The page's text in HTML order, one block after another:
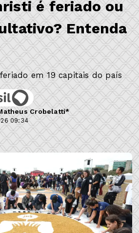
é feriado ou
Entenda
em 19 capitais do país
Crobelatti*
09:34